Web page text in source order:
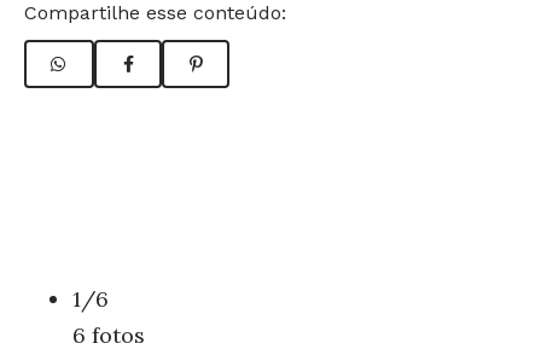
Compartilhe esse conteúdo:
1/6
6 fotos